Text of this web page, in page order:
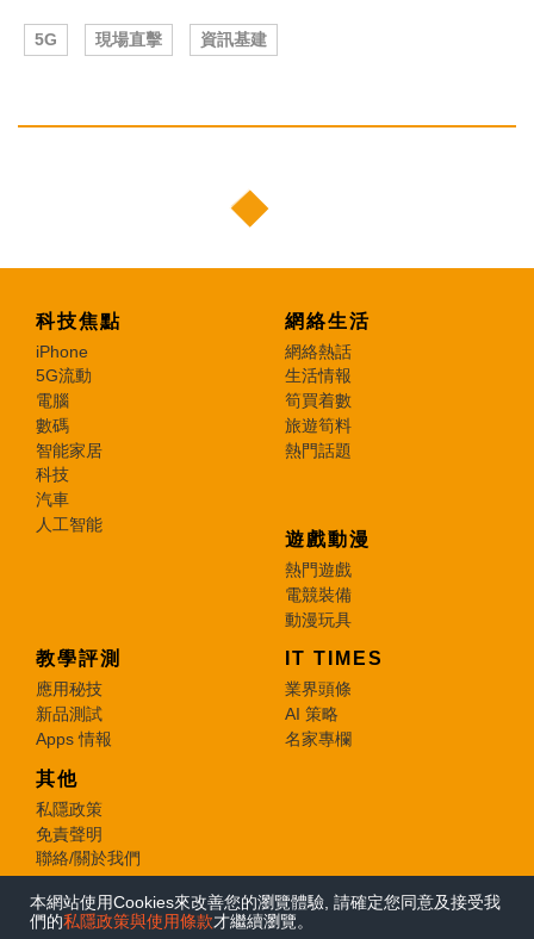
本網站使用Cookies來改善您的瀏覽體驗, 請確定您同意及接受我
們的私隱政策與使用條款才繼續瀏覽。
5G 現場直擊 資訊基建
科技焦點
iPhone
5G流動
電腦
數碼
智能家居
科技
汽車
人工智能
網絡生活
網絡熱話
生活情報
筍買着數
旅遊筍料
熱門話題
遊戲動漫
熱門遊戲
電競裝備
動漫玩具
教學評測
應用秘技
新品測試
Apps 情報
IT TIMES
業界頭條
AI 策略
名家專欄
其他
私隱政策
免責聲明
聯絡/關於我們
© 2026 e-zone. All Rights Reserved.